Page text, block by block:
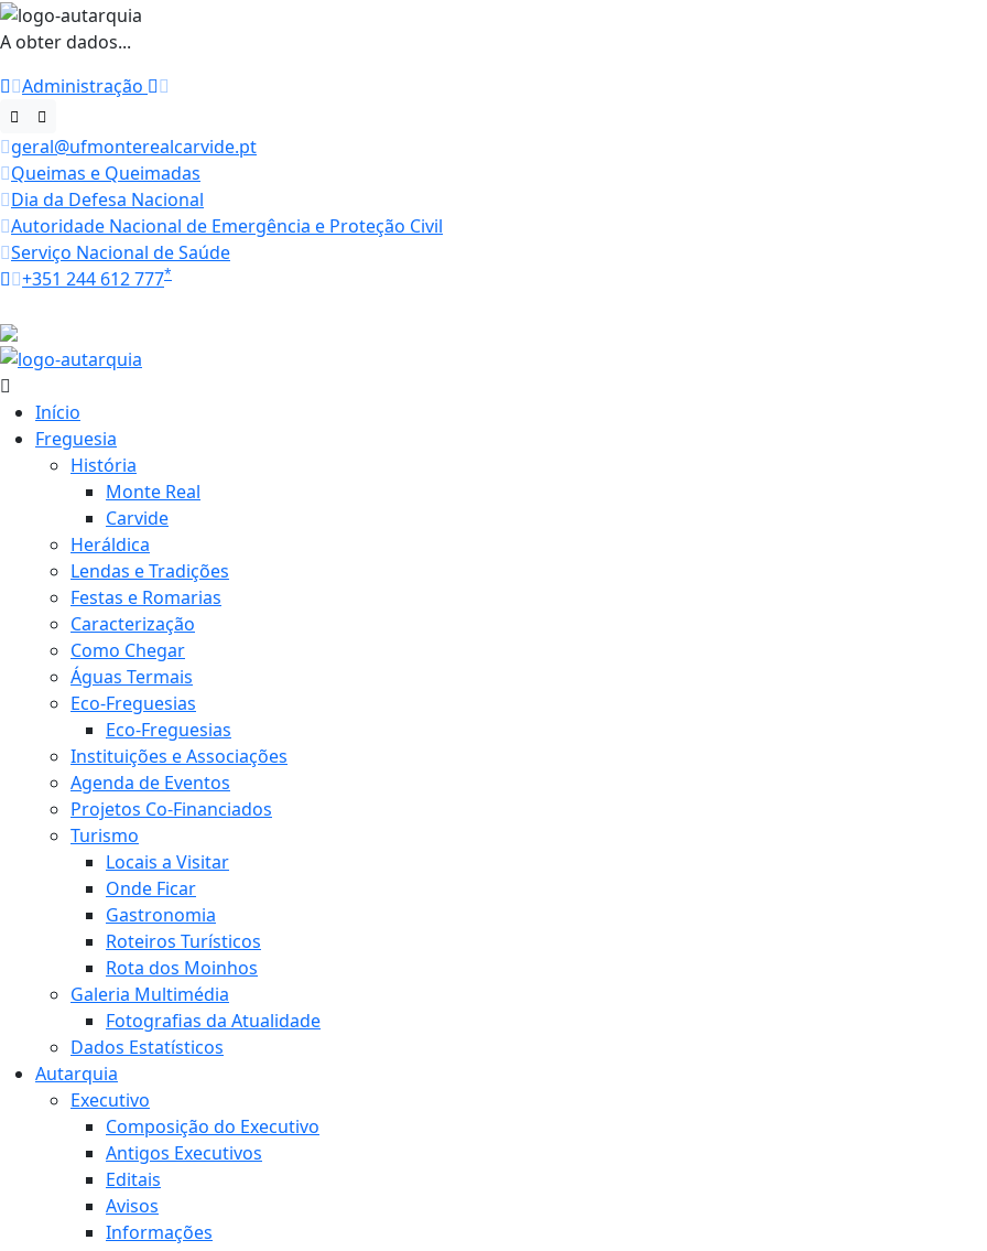
A obter dados...
Administração
geral@ufmonterealcarvide.pt
Queimas e Queimadas
Dia da Defesa Nacional
Autoridade Nacional de Emergência e Proteção Civil
Serviço Nacional de Saúde
+351 244 612 777*
Início
Freguesia
História
Monte Real
Carvide
Heráldica
Lendas e Tradições
Festas e Romarias
Caracterização
Como Chegar
Águas Termais
Eco-Freguesias
Eco-Freguesias
Instituições e Associações
Agenda de Eventos
Projetos Co-Financiados
Turismo
Locais a Visitar
Onde Ficar
Gastronomia
Roteiros Turísticos
Rota dos Moinhos
Galeria Multimédia
Fotografias da Atualidade
Dados Estatísticos
Autarquia
Executivo
Composição do Executivo
Antigos Executivos
Editais
Avisos
Informações